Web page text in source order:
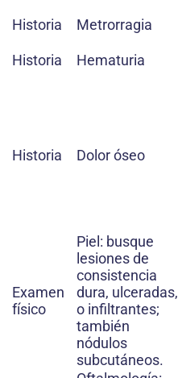
Historia
Metrorragia
Historia
Hematuria
Historia Dolor óseo
Examen
físico
Piel: busque
lesiones de
consistencia
dura, ulceradas,
o infiltrantes;
también
nódulos
subcutáneos.